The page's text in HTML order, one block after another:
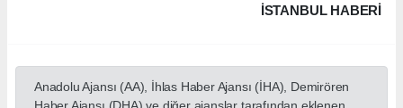
İSTANBUL HABERİ
Anadolu Ajansı (AA), İhlas Haber Ajansı (İHA), Demirören